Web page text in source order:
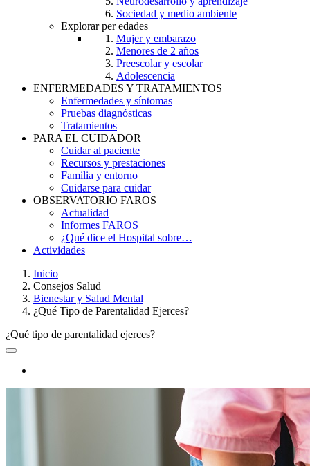
Sociedad y medio ambiente
Explorar per edades
Mujer y embarazo
Menores de 2 años
Preescolar y escolar
Adolescencia
ENFERMEDADES Y TRATAMIENTOS
Enfermedades y síntomas
Pruebas diagnósticas
Tratamientos
PARA EL CUIDADOR
Cuidar al paciente
Recursos y prestaciones
Familia y entorno
Cuidarse para cuidar
OBSERVATORIO FAROS
Actualidad
Informes FAROS
¿Qué dice el Hospital sobre…
Actividades
Breadcrumb
Inicio
Consejos Salud
Bienestar y Salud Mental
¿Qué Tipo de Parentalidad Ejerces?
¿Qué tipo de parentalidad ejerces?